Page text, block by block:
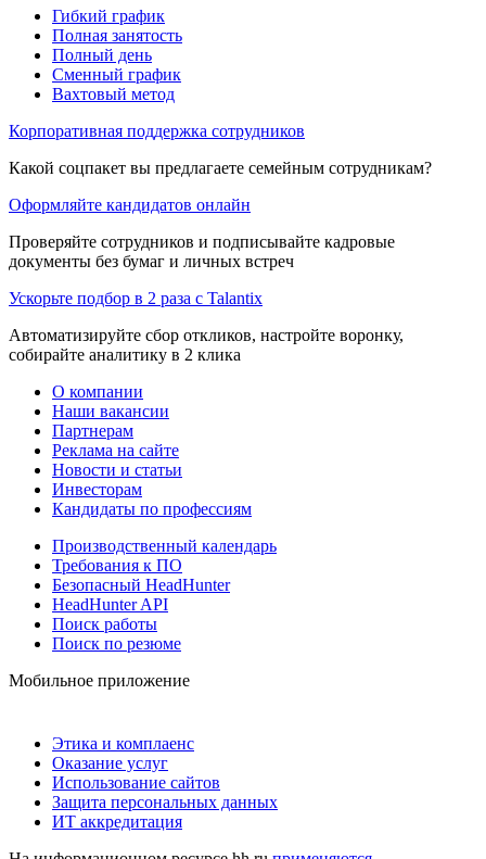
Гибкий график
Полная занятость
Полный день
Сменный график
Вахтовый метод
Корпоративная поддержка сотрудников
Какой соцпакет вы предлагаете семейным сотрудникам?
Оформляйте кандидатов онлайн
Проверяйте сотрудников и подписывайте кадровые
документы без бумаг и личных встреч
Ускорьте подбор в 2 раза с Talantix
Автоматизируйте сбор откликов, настройте воронку,
собирайте аналитику в 2 клика
О компании
Наши вакансии
Партнерам
Реклама на сайте
Новости и статьи
Инвесторам
Кандидаты по профессиям
Производственный календарь
Требования к ПО
Безопасный HeadHunter
HeadHunter API
Поиск работы
Поиск по резюме
Мобильное приложение
Этика и комплаенс
Оказание услуг
Использование сайтов
Защита персональных данных
ИТ аккредитация